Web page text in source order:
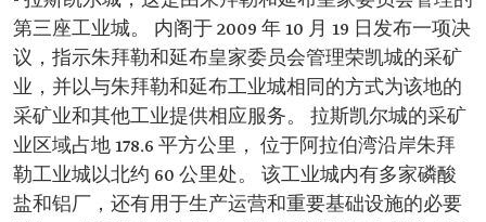
第三座工业城。 内阁于 2009 年 10 月 19 日发布一项决
议，指示朱拜勒和延布皇家委员会管理荣凯城的采矿
业，并以与朱拜勒和延布工业城相同的方式为该地的
采矿业和其他工业提供相应服务。 拉斯凯尔城的采矿
业区域占地 178.6 平方公里， 位于阿拉伯湾沿岸朱拜
勒工业城以北约 60 公里处。 该工业城内有多家磷酸
盐和铝厂，还有用于生产运营和重要基础设施的必要